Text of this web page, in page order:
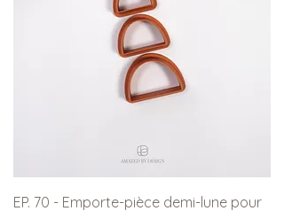
EP. 70 - Emporte-pièce demi-lune pour